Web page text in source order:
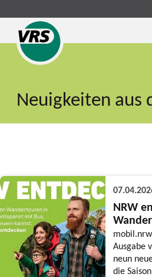
Neuigkeiten aus
NRW
Ausgabe
neun
die Saison